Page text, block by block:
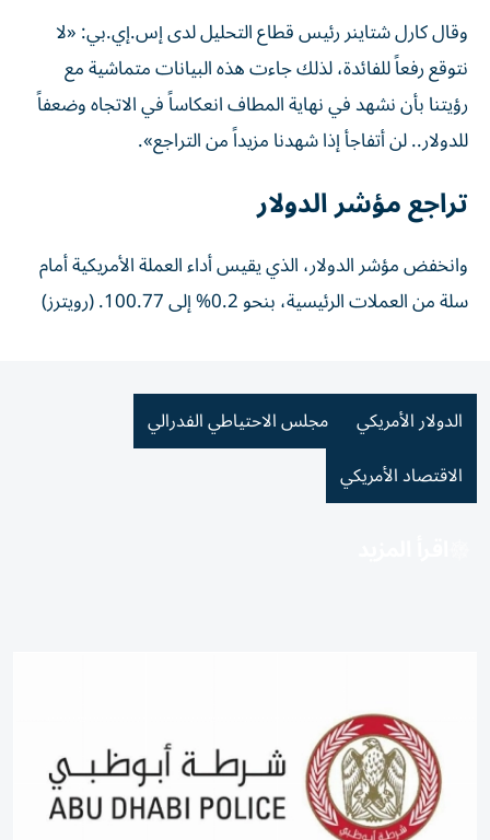
وقال كارل شتاينر رئيس قطاع التحليل لدى إس.إي.بي: «لا
نتوقع رفعاً للفائدة، لذلك جاءت هذه البيانات ​متماشية مع
‌رؤيتنا بأن نشهد في نهاية المطاف انعكاساً في الاتجاه وضعفاً
للدولار.. لن أتفاجأ ‌إذا شهدنا مزيداً من التراجع».
تراجع مؤشر الدولار
وانخفض مؤشر الدولار، الذي يقيس أداء العملة الأمريكية أمام
سلة من العملات الرئيسية، بنحو 0.2% إلى 100.77. (رويترز)
الدولار الأمريكي
مجلس الاحتياطي الفدرالي
الاقتصاد الأمريكي